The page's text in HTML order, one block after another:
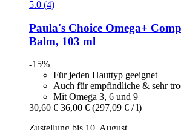
5.0 (4)
Paula's Choice Omega+
Balm, 103 ml
-15%
Für jeden Hauttyp geeignet
Auch für empfindliche & sehr
Mit Omega 3, 6 und 9
30,60 € 36,00 € (297,09 € / l)